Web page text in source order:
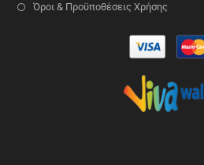
Όροι & Προϋποθέσεις Χρήσης